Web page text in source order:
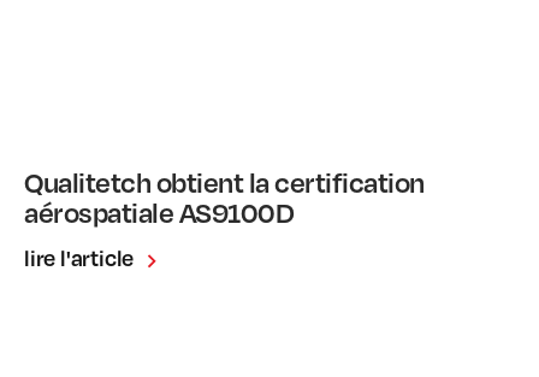
Qualitetch obtient la certification
aérospatiale AS9100D
lire l'article